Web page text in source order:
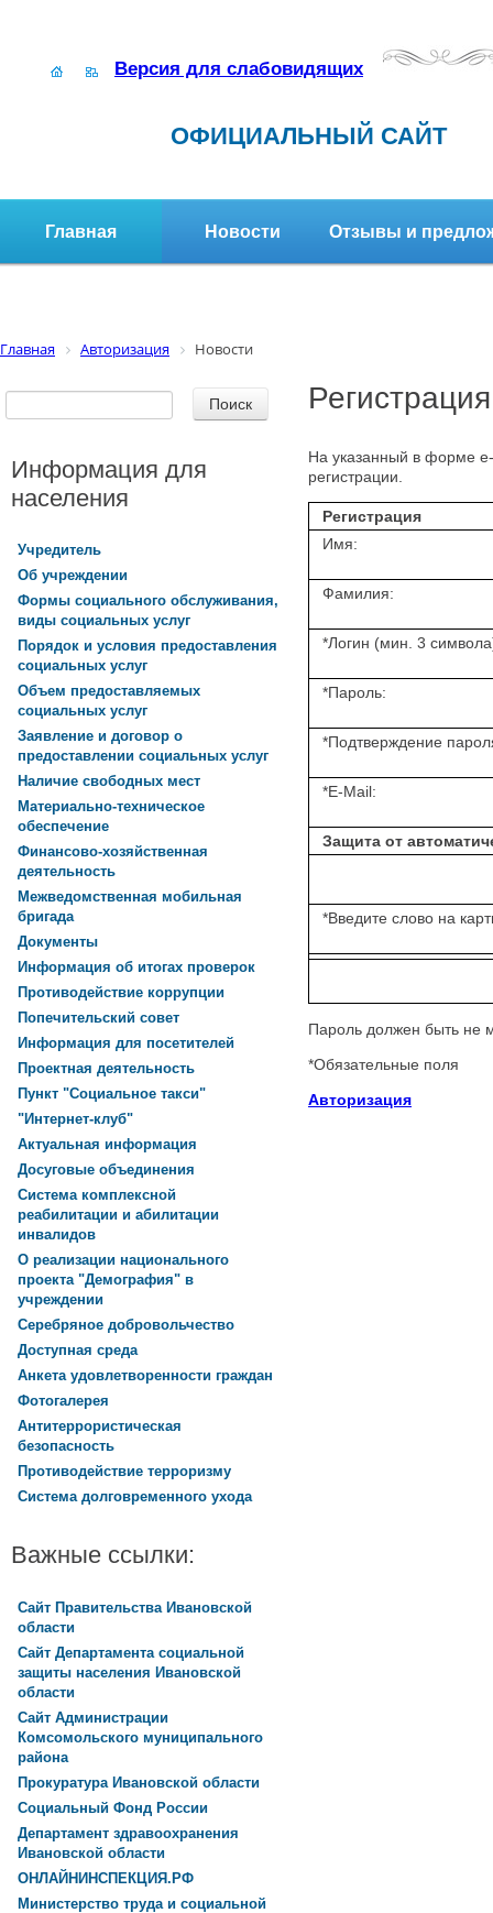
Версия для слабовидящих
ОФИЦИАЛЬНЫЙ САЙТ
Главная Новости Отзывы и
Главная Авторизация Новости
Регистрация
На указанный в форме
регистрации.
Регистрация
Имя:
Фамилия:
*Логин (мин. 3
*Пароль:
*Подтверждение
*E-Mail:
Защита от
*Введите слово на
Пароль должен быть не
*Обязательные поля
Авторизация
Информация для
населения
Учредитель
Об учреждении
Формы социального обслуживания,
виды социальных услуг
Порядок и условия предоставления
социальных услуг
Объем предоставляемых
социальных услуг
Заявление и договор о
предоставлении социальных услуг
Наличие свободных мест
Материально-техническое
обеспечение
Финансово-хозяйственная
деятельность
Межведомственная мобильная
бригада
Документы
Информация об итогах проверок
Противодействие коррупции
Попечительский совет
Информация для посетителей
Проектная деятельность
Пункт "Социальное такси"
"Интернет-клуб"
Актуальная информация
Досуговые объединения
Система комплексной
реабилитации и абилитации
инвалидов
О реализации национального
проекта "Демография" в
учреждении
Серебряное добровольчество
Доступная среда
Анкета удовлетворенности граждан
Фотогалерея
Антитеррористическая
безопасность
Противодействие терроризму
Система долговременного ухода
Важные ссылки:
Сайт Правительства Ивановской
области
Сайт Департамента социальной
защиты населения Ивановской
области
Сайт Администрации
Комсомольского муниципального
района
Прокуратура Ивановской области
Социальный Фонд России
Департамент здравоохранения
Ивановской области
ОНЛАЙНИНСПЕКЦИЯ.РФ
Министерство труда и социальной